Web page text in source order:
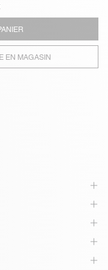
EN MAGASIN